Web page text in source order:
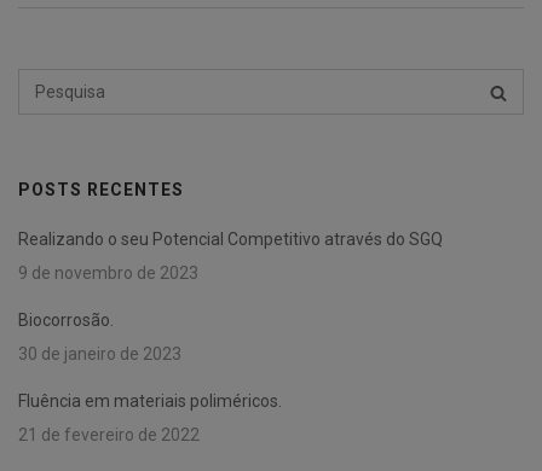
Pesquisar
POSTS RECENTES
Realizando o seu Potencial Competitivo através do SGQ
9 de novembro de 2023
Biocorrosão.
30 de janeiro de 2023
Fluência em materiais poliméricos.
21 de fevereiro de 2022